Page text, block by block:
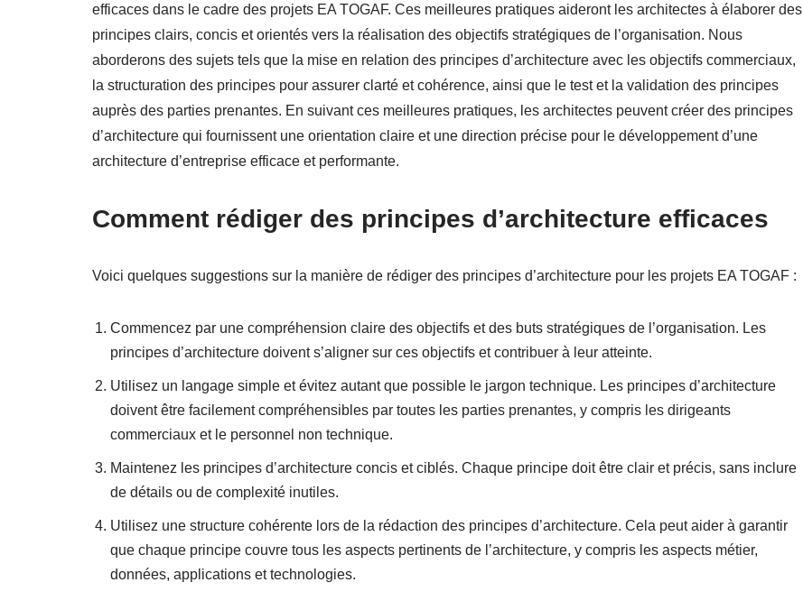
efficaces dans le cadre des projets EA TOGAF. Ces meilleures pratiques aideront les architectes à élaborer des
principes clairs, concis et orientés vers la réalisation des objectifs stratégiques de l’organisation. Nous
aborderons des sujets tels que la mise en relation des principes d’architecture avec les objectifs commerciaux,
la structuration des principes pour assurer clarté et cohérence, ainsi que le test et la validation des principes
auprès des parties prenantes. En suivant ces meilleures pratiques, les architectes peuvent créer des principes
d’architecture qui fournissent une orientation claire et une direction précise pour le développement d’une
architecture d’entreprise efficace et performante.
Comment rédiger des principes d’architecture efficaces
Voici quelques suggestions sur la manière de rédiger des principes d’architecture pour les projets EA TOGAF :
Commencez par une compréhension claire des objectifs et des buts stratégiques de l’organisation. Les
principes d’architecture doivent s’aligner sur ces objectifs et contribuer à leur atteinte.
Utilisez un langage simple et évitez autant que possible le jargon technique. Les principes d’architecture
doivent être facilement compréhensibles par toutes les parties prenantes, y compris les dirigeants
commerciaux et le personnel non technique.
Maintenez les principes d’architecture concis et ciblés. Chaque principe doit être clair et précis, sans inclure
de détails ou de complexité inutiles.
Utilisez une structure cohérente lors de la rédaction des principes d’architecture. Cela peut aider à garantir
que chaque principe couvre tous les aspects pertinents de l’architecture, y compris les aspects métier,
données, applications et technologies.